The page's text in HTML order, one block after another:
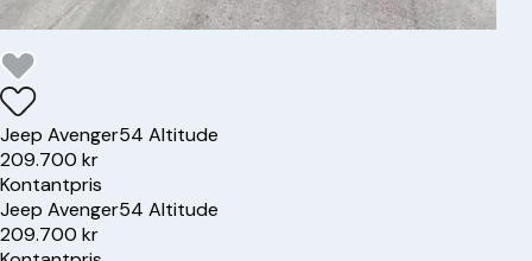
Jeep Avenger54 Altitude
209.700 kr
Kontantpris
Jeep Avenger54 Altitude
209.700 kr